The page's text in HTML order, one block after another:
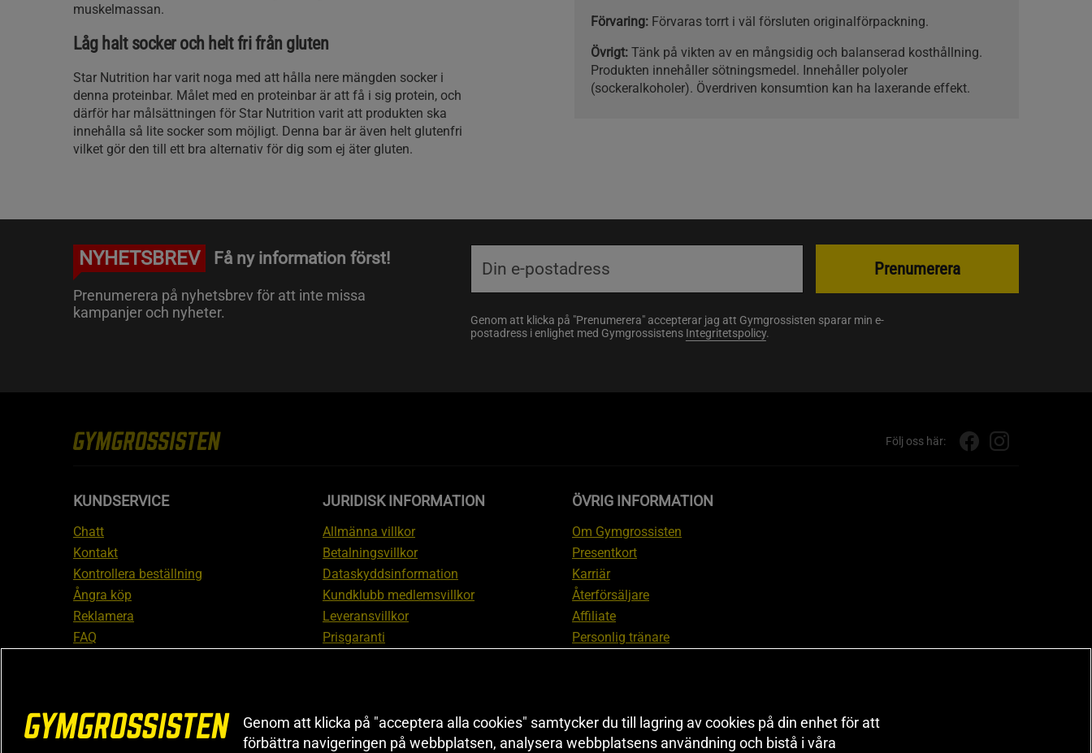
muskelmassan.
Låg halt socker och helt fri från gluten
Star Nutrition har varit noga med att hålla nere mängden socker i
denna proteinbar. Målet med en proteinbar är att få i sig protein, och
därför har målsättningen för Star Nutrition varit att produkten ska
innehålla så lite socker som möjligt. Denna bar är även helt glutenfri
vilket gör den till ett bra alternativ för dig som ej äter gluten.
Förvaring:Förvaras torrt i väl försluten originalförpackning.
Övrigt:Tänk på vikten av en mångsidig och balanserad kosthållning.
Produkten innehåller sötningsmedel. Innehåller polyoler
(sockeralkoholer). Överdriven konsumtion kan ha laxerande effekt.
NYHETSBREV Få ny information först!
Prenumerera på nyhetsbrev för att inte missa
kampanjer och nyheter.
Genom att klicka på "Prenumerera" accepterar jag att Gymgrossisten sparar min e-
postadress i enlighet med Gymgrossistens Integritetspolicy.
Prenumerera
Följ oss här:
KUNDSERVICE
Chatt
Kontakt
Kontrollera beställning
Ångra köp
Reklamera
FAQ
JURIDISK INFORMATION
Allmänna villkor
Betalningsvillkor
Dataskyddsinformation
Kundklubb medlemsvillkor
Leveransvillkor
Prisgaranti
ÖVRIG INFORMATION
Om Gymgrossisten
Presentkort
Karriär
Återförsäljare
Affiliate
Personlig tränare
Black Friday
Artiklar & Övningar
Genom att klicka på "acceptera alla cookies" samtycker du till lagring av cookies på din enhet för att
förbättra navigeringen på webbplatsen, analysera webbplatsens användning och bistå i våra